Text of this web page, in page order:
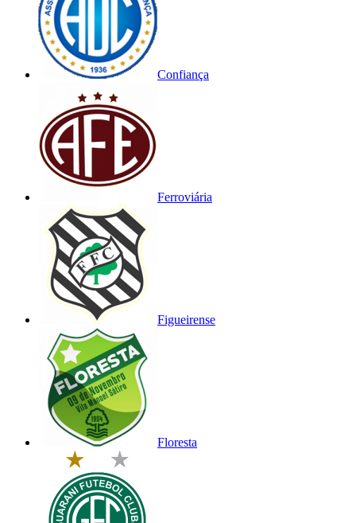
Confiança
Ferroviária
Figueirense
Floresta